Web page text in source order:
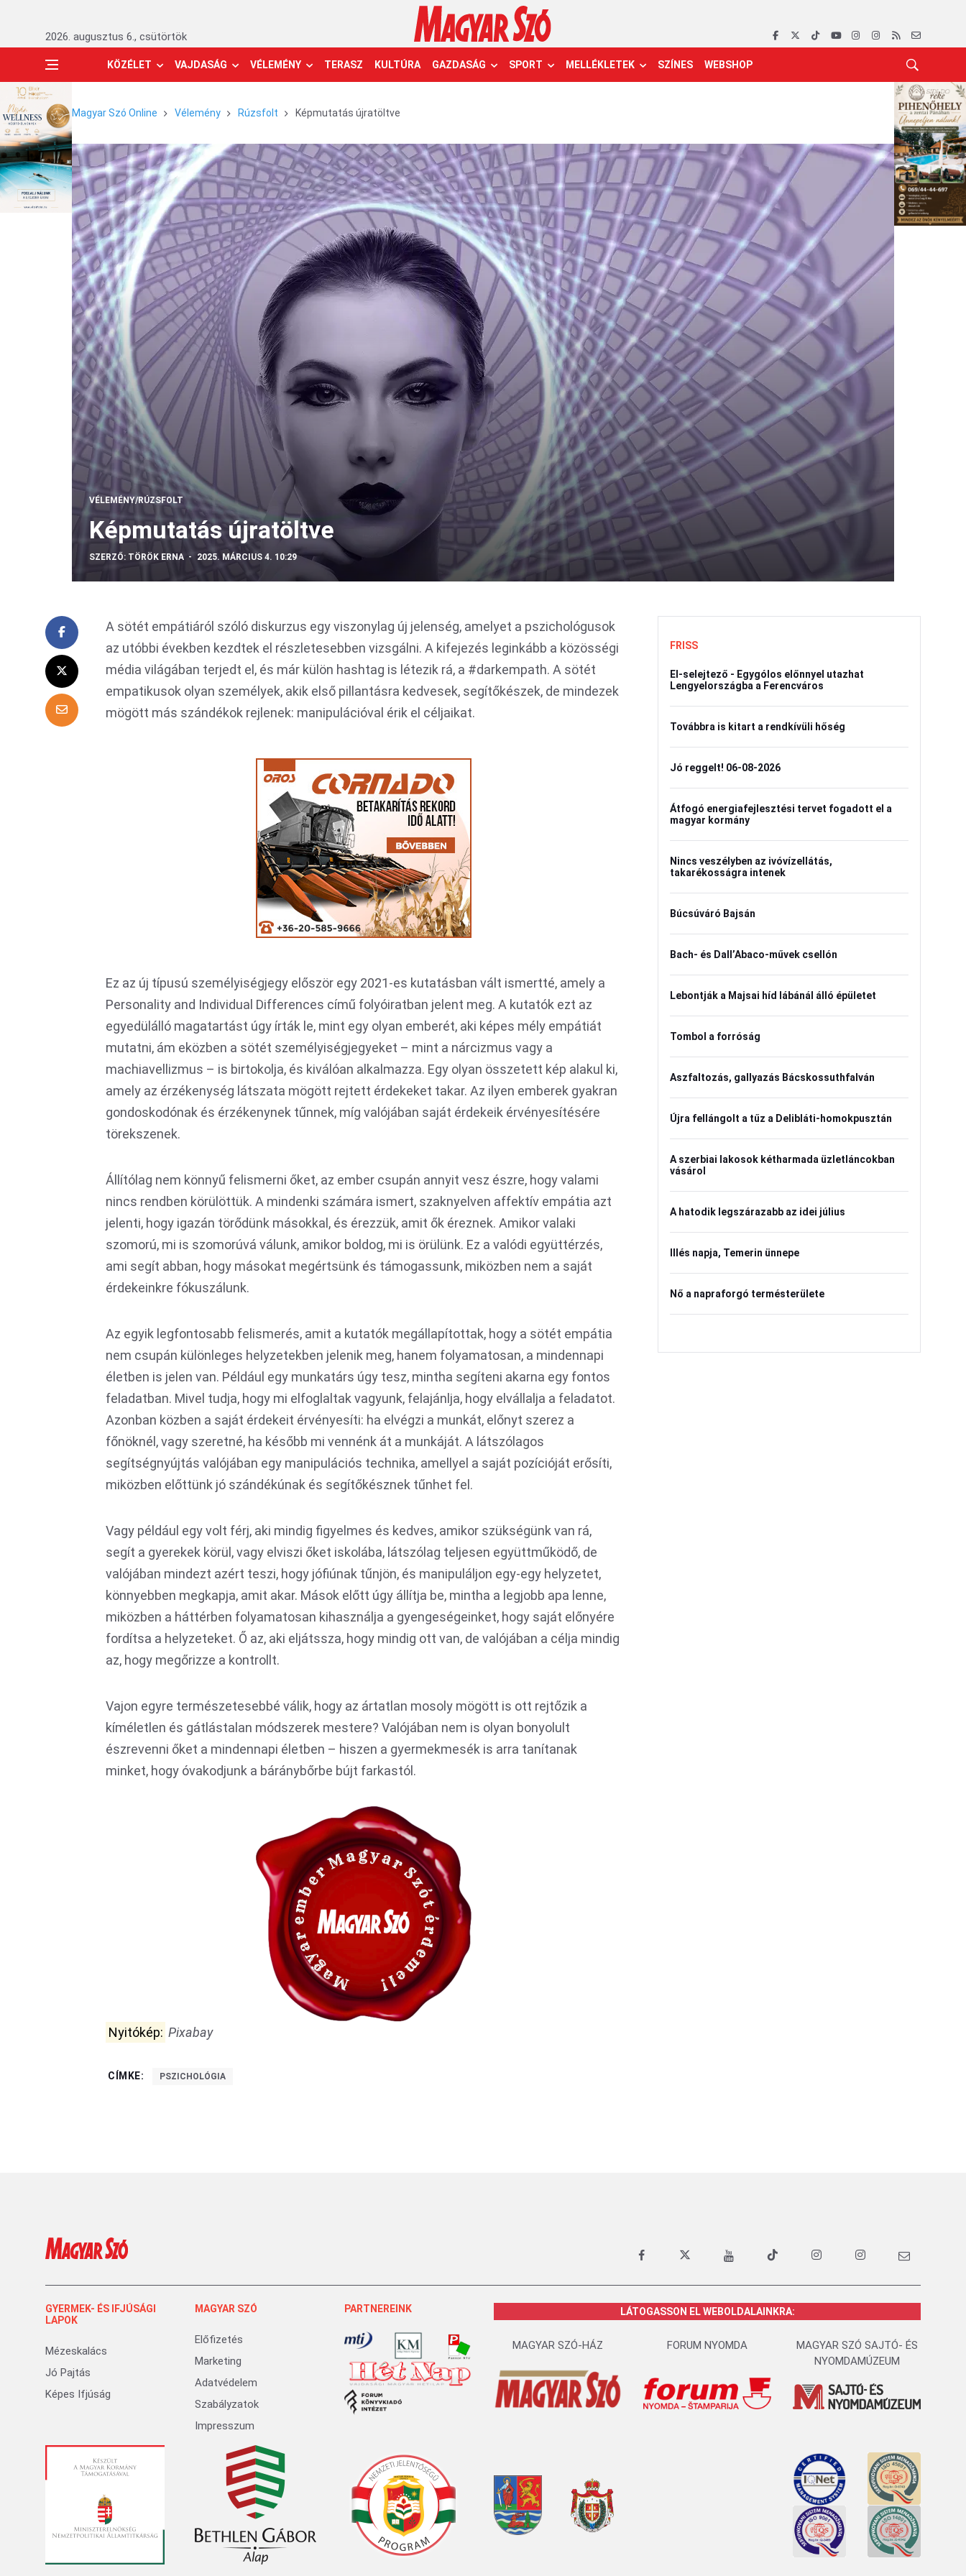
2026. augusztus 6., csütörtök
KÖZÉLET VAJDASÁG VÉLEMÉNY TERASZ KULTÚRA GAZDASÁG SPORT MELLÉKLETEK SZÍNES WEBSHOP
Magyar Szó Online Vélemény Rúzsfolt Képmutatás újratöltve
VÉLEMÉNY/RÚZSFOLT
Képmutatás újratöltve
SZERZŐ: TÖRÖK ERNA 2025. MÁRCIUS 4. 10:29
A sötét empátiáról szóló diskurzus egy viszonylag új jelenség, amelyet a pszichológusok
az utóbbi években kezdtek el részletesebben vizsgálni. A kifejezés leginkább a közösségi
média világában terjedt el, és már külön hashtag is létezik rá, a #darkempath. A sötét
empatikusok olyan személyek, akik első pillantásra kedvesek, segítőkészek, de mindezek
mögött más szándékok rejlenek: manipulációval érik el céljaikat.
Ez az új típusú személyiségjegy először egy 2021-es kutatásban vált ismertté, amely a
Personality and Individual Differences című folyóiratban jelent meg. A kutatók ezt az
egyedülálló magatartást úgy írták le, mint egy olyan emberét, aki képes mély empátiát
mutatni, ám eközben a sötét személyiségjegyeket – mint a nárcizmus vagy a
machiavellizmus – is birtokolja, és kiválóan alkalmazza. Egy olyan összetett kép alakul ki,
amely az érzékenység látszata mögött rejtett érdekeket takar. Az ilyen emberek gyakran
gondoskodónak és érzékenynek tűnnek, míg valójában saját érdekeik érvényesítésére
törekszenek.
Állítólag nem könnyű felismerni őket, az ember csupán annyit vesz észre, hogy valami
nincs rendben körülöttük. A mindenki számára ismert, szaknyelven affektív empátia azt
jelenti, hogy igazán törődünk másokkal, és érezzük, amit ők éreznek. Amikor valaki
szomorú, mi is szomorúvá válunk, amikor boldog, mi is örülünk. Ez a valódi együttérzés,
ami segít abban, hogy másokat megértsünk és támogassunk, miközben nem a saját
érdekeinkre fókuszálunk.
Az egyik legfontosabb felismerés, amit a kutatók megállapítottak, hogy a sötét empátia
nem csupán különleges helyzetekben jelenik meg, hanem folyamatosan, a mindennapi
életben is jelen van. Például egy munkatárs úgy tesz, mintha segíteni akarna egy fontos
feladatban. Mivel tudja, hogy mi elfoglaltak vagyunk, felajánlja, hogy elvállalja a feladatot.
Azonban közben a saját érdekeit érvényesíti: ha elvégzi a munkát, előnyt szerez a
főnöknél, vagy szeretné, ha később mi vennénk át a munkáját. A látszólagos
segítségnyújtás valójában egy manipulációs technika, amellyel a saját pozícióját erősíti,
miközben előttünk jó szándékúnak és segítőkésznek tűnhet fel.
Vagy például egy volt férj, aki mindig figyelmes és kedves, amikor szükségünk van rá,
segít a gyerekek körül, vagy elviszi őket iskolába, látszólag teljesen együttműködő, de
valójában mindezt azért teszi, hogy jófiúnak tűnjön, és manipuláljon egy-egy helyzetet,
könnyebben megkapja, amit akar. Mások előtt úgy állítja be, mintha a legjobb apa lenne,
miközben a háttérben folyamatosan kihasználja a gyengeségeinket, hogy saját előnyére
fordítsa a helyzeteket. Ő az, aki eljátssza, hogy mindig ott van, de valójában a célja mindig
az, hogy megőrizze a kontrollt.
Vajon egyre természetesebbé válik, hogy az ártatlan mosoly mögött is ott rejtőzik a
kíméletlen és gátlástalan módszerek mestere? Valójában nem is olyan bonyolult
észrevenni őket a mindennapi életben – hiszen a gyermekmesék is arra tanítanak
minket, hogy óvakodjunk a báránybőrbe bújt farkastól.
Nyitókép: Pixabay
CÍMKE: PSZICHOLÓGIA
FRISS
El-selejtező - Egygólos előnnyel utazhat
Lengyelországba a Ferencváros
Továbbra is kitart a rendkívüli hőség
Jó reggelt! 06-08-2026
Átfogó energiafejlesztési tervet fogadott el a
magyar kormány
Nincs veszélyben az ivóvízellátás,
takarékosságra intenek
Búcsúváró Bajsán
Bach- és Dall’Abaco-művek csellón
Lebontják a Majsai híd lábánál álló épületet
Tombol a forróság
Aszfaltozás, gallyazás Bácskossuthfalván
Újra fellángolt a tűz a Delibláti-homokpusztán
A szerbiai lakosok kétharmada üzletláncokban
vásárol
A hatodik legszárazabb az idei július
Illés napja, Temerin ünnepe
Nő a napraforgó termésterülete
GYERMEK- ÉS IFJÚSÁGI
LAPOK
Mézeskalács
Jó Pajtás
Képes Ifjúság
MAGYAR SZÓ
Előfizetés
Marketing
Adatvédelem
Szabályzatok
Impresszum
PARTNEREINK LÁTOGASSON EL WEBOLDALAINKRA:
MAGYAR SZÓ-HÁZ FORUM NYOMDA
MAGYAR SZÓ SAJTÓ- ÉS
NYOMDAMÚZEUM